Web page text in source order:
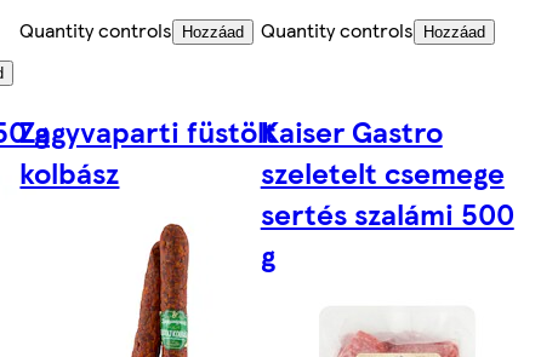
Quantity controls
Hozzáad
Quantity controls
Hozzáad
g
Zagyvaparti füstölt
kolbász
Kaiser Gastro
szeletelt csemege
sertés szalámi 500
g